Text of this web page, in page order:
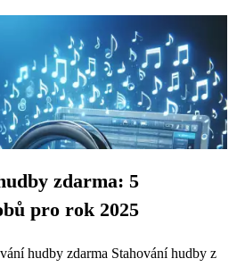
zdarma: 5
pro rok 2025
hudby zdarma Stahování hudby z